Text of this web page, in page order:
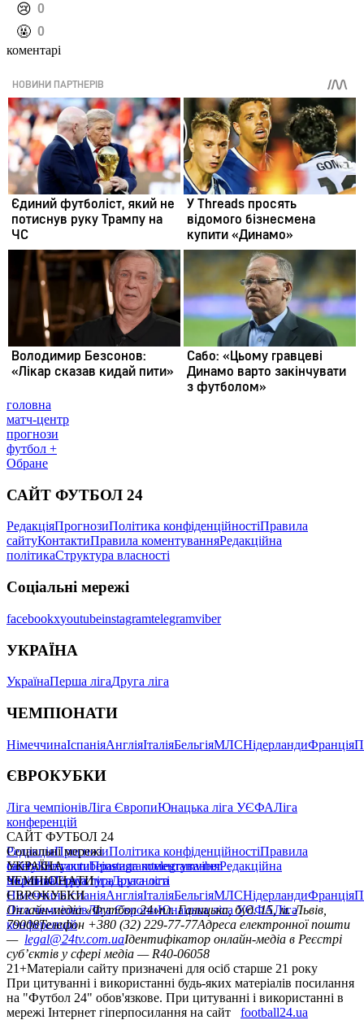
️😢 0
️🤬 0
коментарі
головна
матч-центр
прогнози
футбол +
Обране
САЙТ ФУТБОЛ 24
РедакціяПрогнозиПолітика конфіденційностіПравила
сайтуКонтактиПравила коментуванняРедакційна
політикаСтруктура власності
Соціальні мережі
facebookxyoutubeinstagramtelegramviber
УКРАЇНА
УкраїнаПерша лігаДруга ліга
ЧЕМПІОНАТИ
НімеччинаІспаніяАнгліяІталіяБельгіяМЛСНідерландиФранція
ЄВРОКУБКИ
Ліга чемпіонівЛіга ЄвропиЮнацька ліга УЄФАЛіга
конференцій
САЙТ ФУТБОЛ 24
РедакціяПрогнозиПолітика конфіденційностіПравила
сайтуКонтактиПравила коментуванняРедакційна
політикаСтруктура власності
Соціальні мережі
facebookxyoutubeinstagramtelegramviber
УКРАЇНА
УкраїнаПерша лігаДруга ліга
ЧЕМПІОНАТИ
НімеччинаІспаніяАнгліяІталіяБельгіяМЛСНідерландиФранція
ЄВРОКУБКИ
Ліга чемпіонівЛіга ЄвропиЮнацька ліга УЄФАЛіга
конференцій
Онлайн-медіа «Футбол 24»пл. Галицька, буд. 15, м. Львів,
79008Телефон +380 (32) 229-77-77Адреса електронної пошти
— legal@24tv.com.uaІдентифікатор онлайн-медіа в Реєстрі
суб’єктів у сфері медіа — R40-06058
21+Матеріали сайту призначені для осіб старше 21 року
При цитуванні і використанні будь-яких матеріалів посилання
на "Футбол 24" обов'язкове. При цитуванні і використанні в
мережі Інтернет гіперпосилання на сайт
football24.ua